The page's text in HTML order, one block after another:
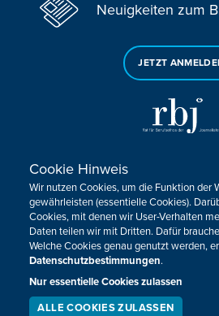
Neuigkeiten zum
JETZT
Sie haben noch Fragen oder
KONTAKTIEREN SIE
Impressum Datenschutz
Cookie-Zustimmung
Design, Konzept & Programmierung:
Cookie Hinweis
Wir nutzen Cookies, um die Funktion der
gewährleisten (essentielle Cookies).
Cookies, mit denen wir User-Verhalten
Daten teilen wir mit Dritten. Dafür
Welche Cookies genau genutzt werden,
Datenschutzbestimmungen.
Nur essentielle Cookies zulassen
ALLE COOKIES ZULASSEN